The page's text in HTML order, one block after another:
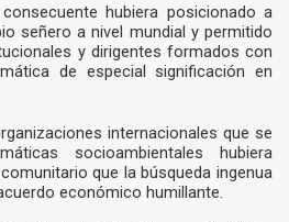
hubiera posicionado a
señero a nivel mundial y permitido
y dirigentes formados con
de especial significación en
internacionales que se
socioambientales hubiera
que la búsqueda ingenua
económico humillante.